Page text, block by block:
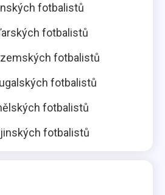
fotbalistů
fotbalistů
fotbalistů
fotbalistů
fotbalistů
fotbalistů